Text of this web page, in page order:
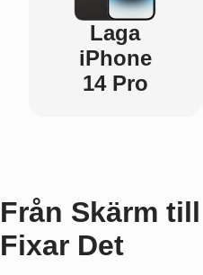
Laga
iPhone
14 Pro
Från Skärm
Fixar Det